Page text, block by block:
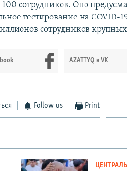
сотрудников. Оно
тестирование на COVID-
сотрудников
AZATTYQ в VK
Follow us Print